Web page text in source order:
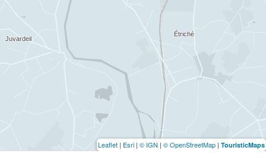
Leaflet | Esri | © IGN | © OpenStreetMap | TouristicMaps